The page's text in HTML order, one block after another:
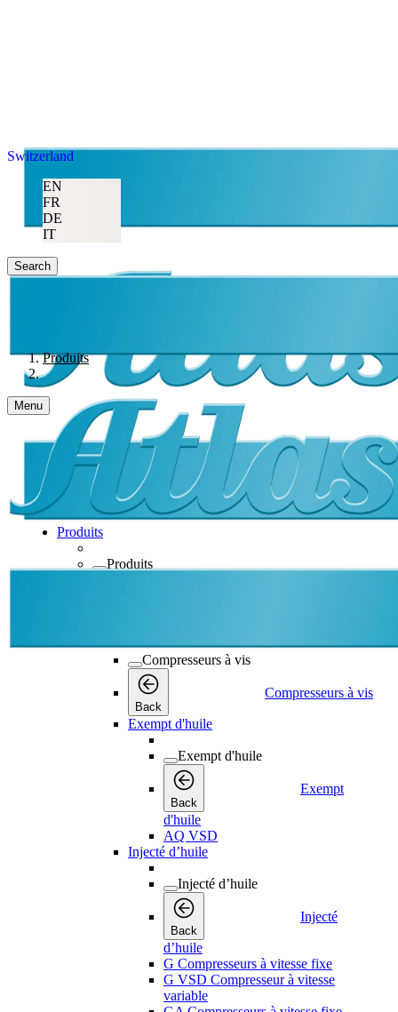
Switzerland
EN
FR
DE
IT
Search
Produits
Menu
Produits
Produits
Compresseurs à vis
Back
Compresseurs à vis
Exempt d'huile
Exempt d'huile
Back
Exempt
d'huile
AQ VSD
Injecté d’huile
Injecté d’huile
Back
Injecté
d’huile
G Compresseurs à vitesse fixe
G VSD Compresseur à vitesse
variable